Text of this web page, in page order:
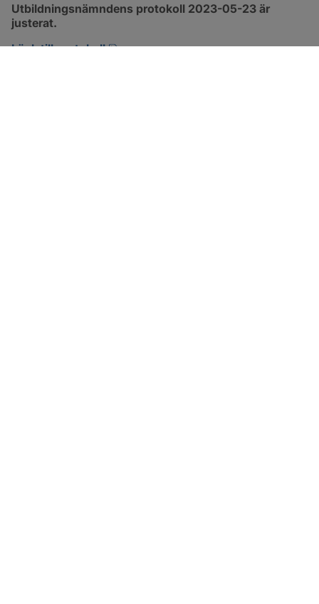
Utbildningsnämndens protokoll 2023-05-23 är
justerat.
Länk till protokoll
pdf, 544.7 kB, öppnas i nytt fönster.